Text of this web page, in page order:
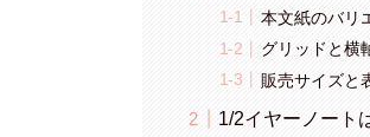
本文紙のバリ
グリッドと横
販売サイズと
1/2イヤーノート